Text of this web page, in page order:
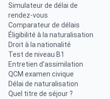
Simulateur de délai de
rendez-vous
Comparateur de délais
Éligibilité à la naturalisation
Droit à la nationalité
Test de niveau B1
Entretien d'assimilation
QCM examen civique
Délai de naturalisation
Quel titre de séjour ?